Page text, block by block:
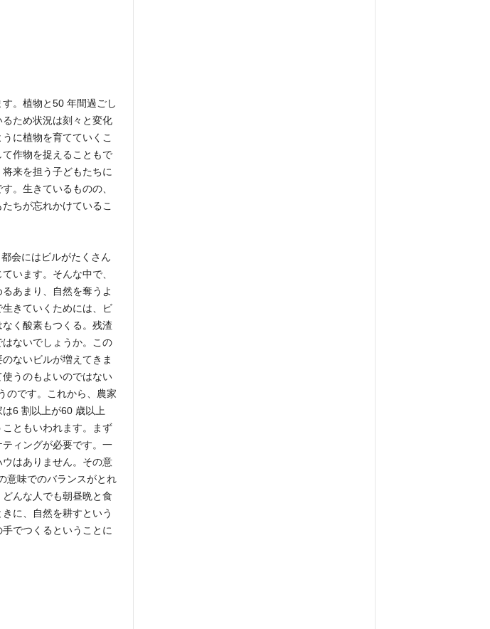
。植物と50 年間過ごし
ため状況は刻々と変化
に植物を育てていくこ
作物を捉えることもで
来を担う子どもたちに
。生きているものの、
ちが忘れかけているこ
会にはビルがたくさん
います。そんな中で、
あまり、自然を奪うよ
きていくためには、ビ
く酸素もつくる。残渣
ないでしょうか。この
ないビルが増えてきま
うのもよいのではない
のです。これから、農家
6 割以上が60 歳以上
ともいわれます。まず
ィングが必要です。一
はありません。その意
意味でのバランスがとれ
んな人でも朝昼晩と食
に、自然を耕すという
でつくるということに